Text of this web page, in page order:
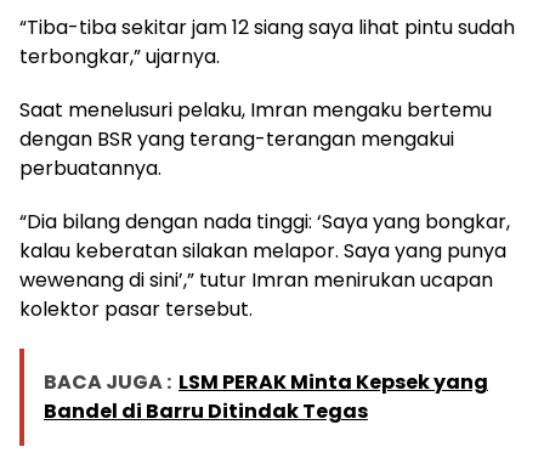
“Tiba-tiba sekitar jam 12 siang saya lihat pintu sudah
terbongkar,” ujarnya.
Saat menelusuri pelaku, Imran mengaku bertemu
dengan BSR yang terang-terangan mengakui
perbuatannya.
“Dia bilang dengan nada tinggi: ‘Saya yang bongkar,
kalau keberatan silakan melapor. Saya yang punya
wewenang di sini’,” tutur Imran menirukan ucapan
kolektor pasar tersebut.
BACA JUGA : LSM PERAK Minta Kepsek yang
Bandel di Barru Ditindak Tegas